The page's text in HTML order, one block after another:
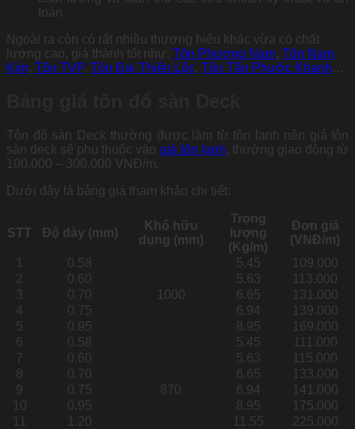
toàn.
Ngoài ra còn có rất nhiều thương hiệu khác vừa có chất
lượng cao, giá thành tốt như: Tôn Phương Nam, Tôn Nam
Kim, Tôn TVP, Tôn Đại Thiên Lộc, Tôn Tân Phước Khanh
Tôn đổ sàn Deck thường được làm từ tôn lạnh nên giá tôn
sàn deck sẽ phụ thuộc vào giá tôn lạnh, thường giao động từ
100.000 – 300.000 VNĐ/m.
Dưới đây là bảng giá tham khảo chi tiết:
STT Độ dày (mm)
Khổ hữu
dụng (mm)
Trọng
lượng
(Kg/m)
Đơn giá
(VNĐ/m)
1
0.58
1000
5.45
109.000
2
0.60 5.63
113.000
3
0.70 6.65
131.000
4
0.75 6.94
139.000
5
0.95 8.95
169.000
6
0.58
870
5.45
111.000
7
0.60 5.63
115.000
8
0.70 6.65
133.000
9
0.75 6.94
141.000
10
0.95 8.95
175.000
11
1.20 11.55
225.000